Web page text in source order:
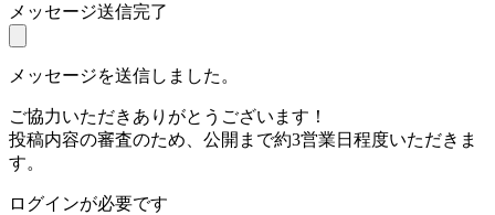
メッセージ送信完了
メッセージを送信しました。
ご協力いただきありがとうございます！
投稿内容の審査のため、公開まで約3営業日程度いただきま
す。
ログインが必要です